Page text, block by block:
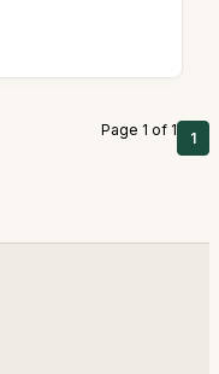
Page 1 of 1 1